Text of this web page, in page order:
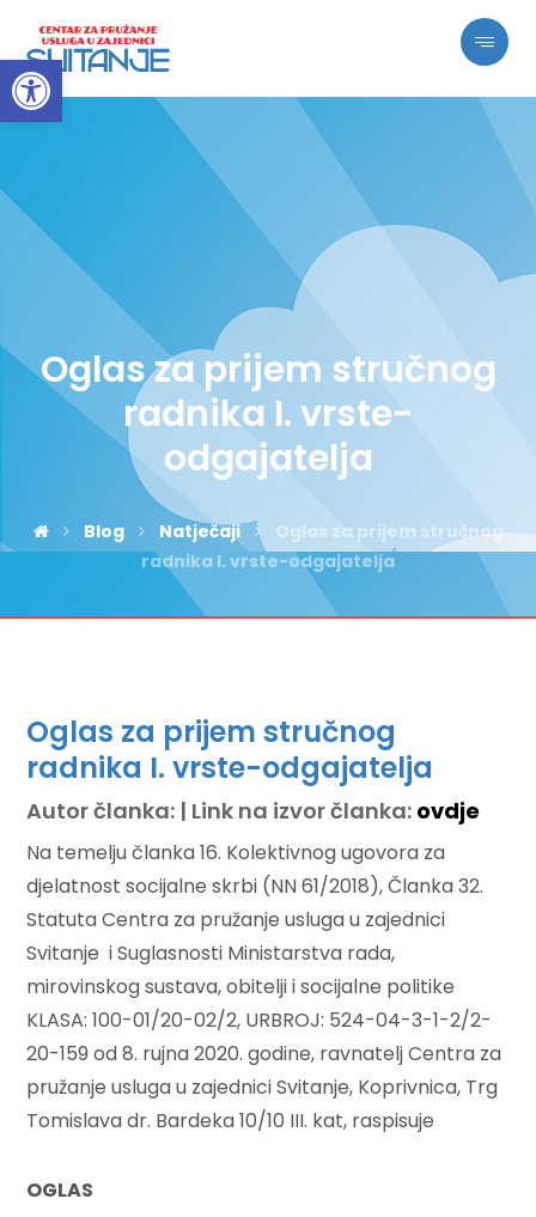
Open toolbar
Oglas za prijem stručnog
radnika I. vrste-
odgajatelja
Blog Natječaji
Oglas za prijem stručnog
radnika I. vrste-odgajatelja
Oglas za prijem stručnog
radnika I. vrste-odgajatelja
Autor članka: | Link na izvor članka: ovdje
Na temelju članka 16. Kolektivnog ugovora za
djelatnost socijalne skrbi (NN 61/2018), Članka 32.
Statuta Centra za pružanje usluga u zajednici
Svitanje i Suglasnosti Ministarstva rada,
mirovinskog sustava, obitelji i socijalne politike
KLASA: 100-01/20-02/2, URBROJ: 524-04-3-1-2/2-
20-159 od 8. rujna 2020. godine, ravnatelj Centra za
pružanje usluga u zajednici Svitanje, Koprivnica, Trg
Tomislava dr. Bardeka 10/10 III. kat, raspisuje
OGLAS